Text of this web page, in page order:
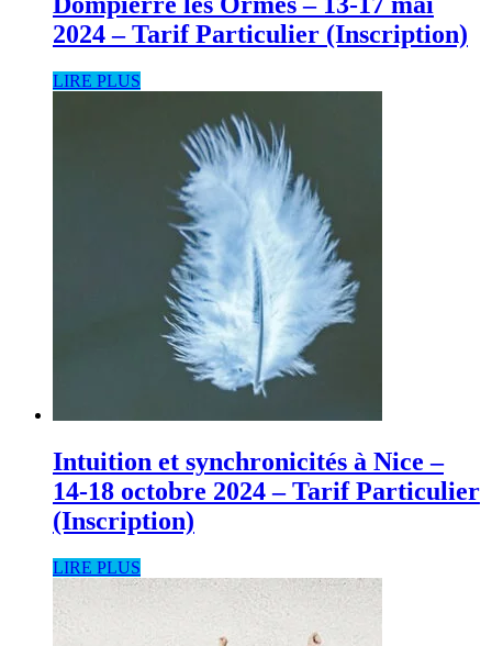
2024 – Tarif Particulier (Inscription)
LIRE PLUS
Intuition et synchronicités à Nice –
14-18 octobre 2024 – Tarif Particulier
(Inscription)
LIRE PLUS